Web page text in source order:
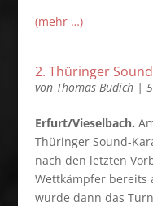
(mehr …)
2. Thüringer
von Thomas Budich|
Erfurt/Vieselbach.
Thüringer Sound-
nach den letzten
Wettkämpfer bereits
wurde dann das